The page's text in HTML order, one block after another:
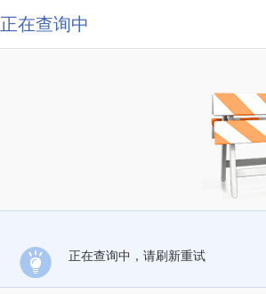
正在查询中
正在查询中，请刷新重试